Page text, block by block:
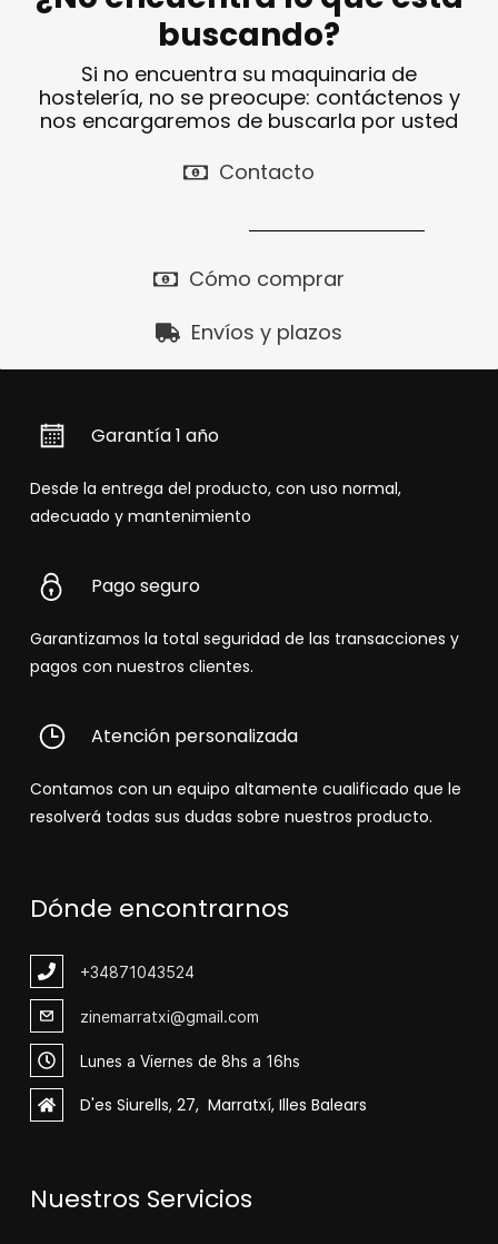
buscando?
Si no encuentra su maquinaria de
hostelería, no se preocupe: contáctenos y
nos encargaremos de buscarla por usted
Contacto
Cómo comprar
Envíos y plazos
Garantía 1 año
Desde la entrega del producto, con uso normal,
adecuado y mantenimiento
Pago seguro
Garantizamos la total seguridad de las transacciones y
pagos con nuestros clientes.
Atención personalizada
Contamos con un equipo altamente cualificado que le
resolverá todas sus dudas sobre nuestros producto.
Dónde encontrarnos
+34871043524
zinemarratxi@gmail.com
Lunes a Viernes de 8hs a 16hs
D'es Siurells, 27, Marratxí, Illes Balears
Nuestros Servicios